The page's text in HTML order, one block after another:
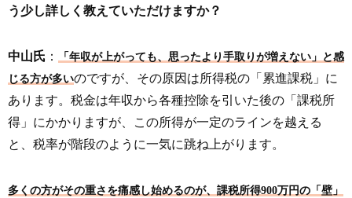
う少し詳しく教えていただけますか？
中山氏 ：
「年収が上がっても、思ったより手取りが増えない」と感
じる方が多いのですが、その原因は所得税の「累進課税」に
あります。税金は年収から各種控除を引いた後の「課税所
得」にかかりますが、この所得が一定のラインを越える
と、税率が階段のように一気に跳ね上がります。
多くの方がその重さを痛感し始めるのが、課税所得900万円の「壁」